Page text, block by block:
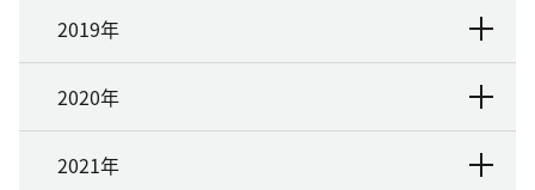
2019年
2020年
2021年